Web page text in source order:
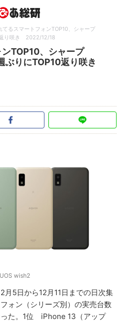
てるスマートフォンTOP10、シャープ
返り咲き 2022/12/18
TOP10、シャープ
ぶりにTOP10返り咲き
wish2
月5日から12月11日までの日次集
ォン（シリーズ別）の実売台数
った。1位 iPhone 13（アップ